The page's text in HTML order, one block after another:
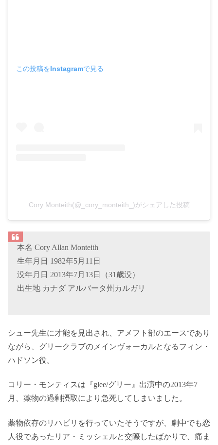
この投稿をInstagramで見る
Cory Monteith(@_cory_monteith_)がシェアした投稿
本名 Cory Allan Monteith
生年月日 1982年5月11日
没年月日 2013年7月13日（31歳没）
出生地 カナダ アルバータ州カルガリ
シュー先生に才能を見出され、アメフト部のエースであり
ながら、グリークラブのメインヴォーカルとなるフィン・
ハドソン役。
コリー・モンティスは『glee/グリー』出演中の2013年7
月、薬物の過剰摂取により急死してしまいました。
薬物依存のリハビリを行っていたそうですが、劇中でも恋
人役であったリア・ミッシェルと交際したばかりで、痛ま